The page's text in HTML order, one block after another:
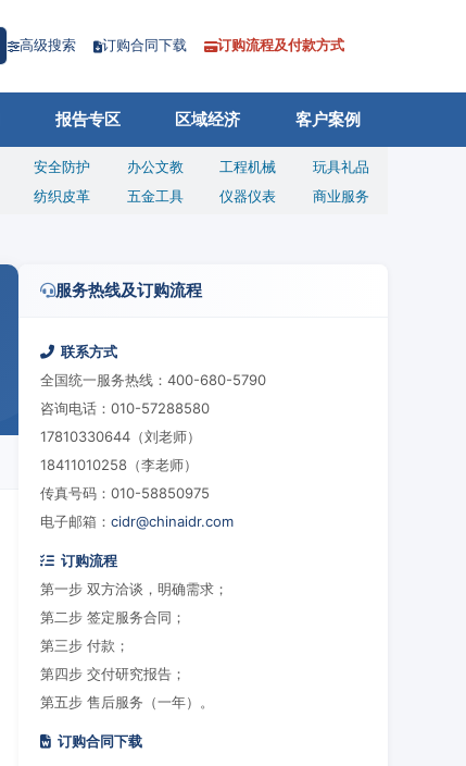
高级搜索 订购合同下载 订购流程及付款方式
报告专区 区域经济 客户案例
安全防护 办公文教 工程机械
玩具礼品
纺织皮革 五金工具 仪器仪表 商业服务
服务热线及订购流程
联系方式
全国统一服务热线：400-680-5790
咨询电话：010-57288580
17810330644（刘老师）
18411010258（李老师）
传真号码：010-58850975
电子邮箱： cidr@chinaidr.com
订购流程
第一步 双方洽谈，明确需求；
第二步 签定服务合同；
第三步 付款；
第四步 交付研究报告；
第五步 售后服务（一年）。
订购合同下载